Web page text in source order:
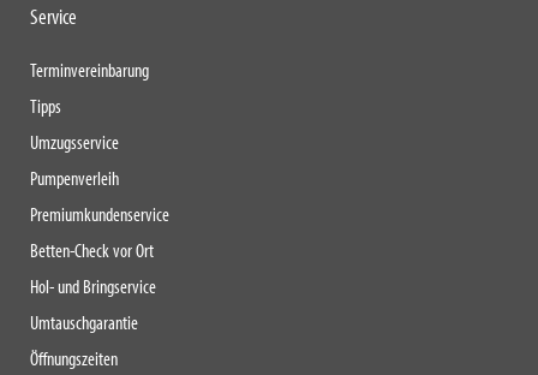
Service
Terminvereinbarung
Tipps
Umzugsservice
Pumpenverleih
Premiumkundenservice
Betten-Check vor Ort
Hol- und Bringservice
Umtauschgarantie
Öffnungszeiten